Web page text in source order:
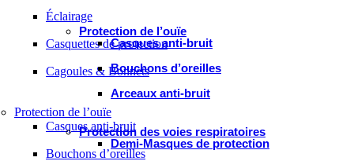
Protection de l’ouïe
Casques anti-bruit
Bouchons d’oreilles
Arceaux anti-bruit
Protection des voies respiratoires
Demi-Masques de protection
Éclairage
Casquettes de protection
Cagoules & Bonnets
Protection de l’ouïe
Casques anti-bruit
Bouchons d’oreilles